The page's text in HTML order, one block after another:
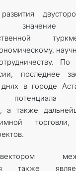
значение
последнее
в городе
а также
также